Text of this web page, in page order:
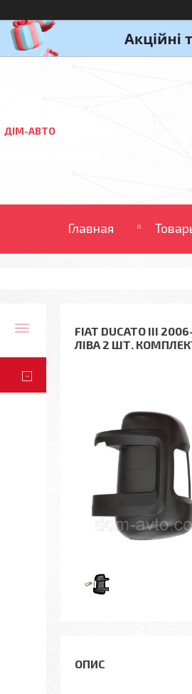
ДІМ-АВТО
Главная
FIAT DUCATO III
ЛІВА 2 ШТ.